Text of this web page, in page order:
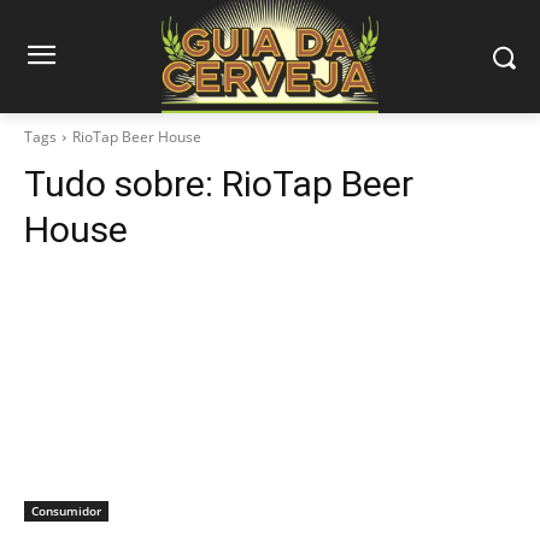
Tags RioTap Beer House
Tudo sobre: RioTap Beer
House
Consumidor